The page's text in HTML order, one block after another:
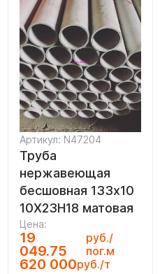
Артикул: N47204
Труба
нержавеющая
бесшовная 133х10
10Х23Н18 матовая
Цена:
19
049.75
руб./
пог.м
620 000руб./т